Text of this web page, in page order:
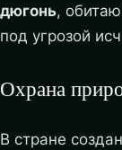
дюгонь,
под угрозой
Охрана
В стране